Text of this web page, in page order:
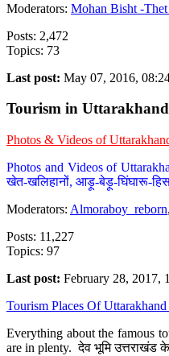
Moderators: Mohan Bisht -Thet
Posts: 2,472
Topics: 73
Last post: May 07, 2016,
Tourism in Uttarakhand
Photos & Videos of
Photos and Videos of
खेत-खलिहानों, आड़ू-बेड़ू-घिंघारू-
Moderators: Almoraboy_reborn,
Posts: 11,227
Topics: 97
Last post: February 28, 2017,
Tourism Places Of
Everything about the famous
are in plenty. देव भूमि